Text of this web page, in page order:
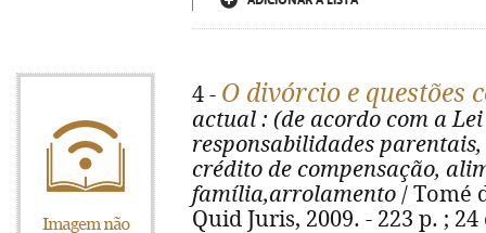
4 - O divórcio e questões
actual : (de acordo com a Lei
responsabilidades
crédito de compensação,
família,arrolamento / Tomé
Quid Juris, 2009. - 223 p. ;